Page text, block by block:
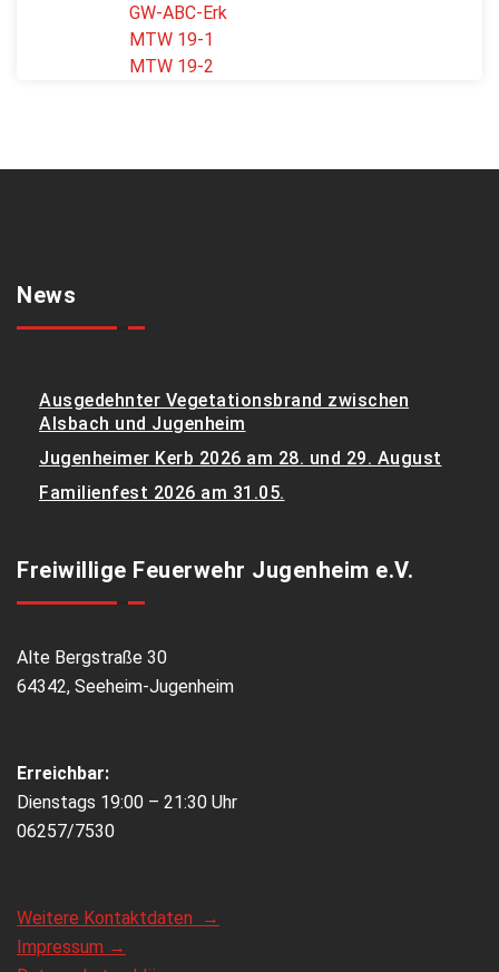
GW-ABC-Erk
MTW 19-1
MTW 19-2
News
Ausgedehnter Vegetationsbrand zwischen
Alsbach und Jugenheim
Jugenheimer Kerb 2026 am 28. und 29. August
Familienfest 2026 am 31.05.
Freiwillige Feuerwehr Jugenheim e.V.
Alte Bergstraße 30
64342, Seeheim-Jugenheim
Erreichbar:
Dienstags 19:00 – 21:30 Uhr
06257/7530
Weitere Kontaktdaten →
Impressum →